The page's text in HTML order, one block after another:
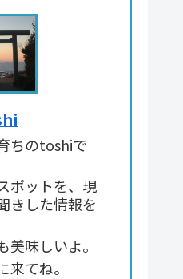
ちのtoshiで
ポットを、現
きした情報を
美味しいよ。
てね。